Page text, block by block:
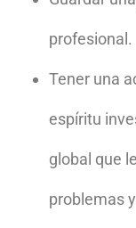
profesional.
Tener una
espíritu
global que
problemas